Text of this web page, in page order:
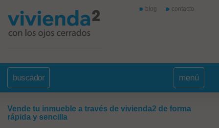
blog contacto
buscador menú
Vende tu inmueble a través de vivienda2 de forma
rápida y sencilla